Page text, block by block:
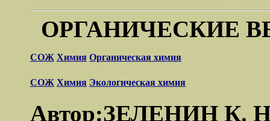
ОРГАНИЧЕСКИЕ
СОЖ Химия Органическая химия
СОЖ Химия Экологическая химия
Автор:ЗЕЛЕНИН К.